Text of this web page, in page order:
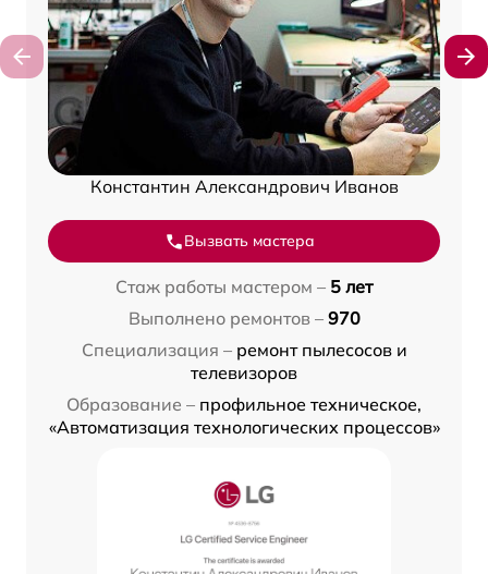
Константин Александрович Иванов
Вызвать мастера
Стаж работы мастером – 5 лет
Выполнено ремонтов – 970
Специализация – ремонт пылесосов и
телевизоров
Образование – профильное техническое,
«Автоматизация технологических процессов»